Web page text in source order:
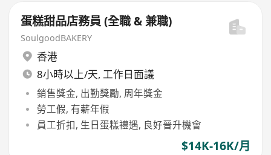
蛋糕甜品店務員 (全職 & 兼職)
SoulgoodBAKERY
香港
8小時以上/天, 工作日面議
銷售獎金, 出勤獎勵, 周年獎金
勞工假, 有薪年假
員工折扣, 生日蛋糕禮遇, 良好晉升機會
$14K-16K/月